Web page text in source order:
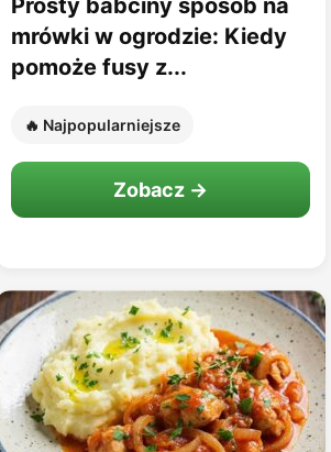
Prosty babciny sposób na
mrówki w ogrodzie: Kiedy
pomoże fusy z...
🔥 Najpopularniejsze
Zobacz →